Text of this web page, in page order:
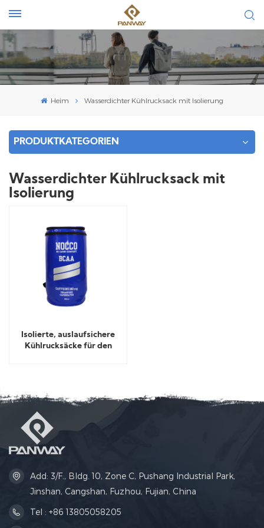
Heim Wasserdichter Kühlrucksack mit Isolierung
PRODUKTKATEGORIEN
Wasserdichter Kühlrucksack mit
Isolierung
Isolierte, auslaufsichere
Kühlrucksäcke für den
Add: 3/F., Bldg. 10, Zone C, Pushang Industrial Park,
Jinshan, Cangshan, Fuzhou, Fujian, China
Tel : +86 13805058205